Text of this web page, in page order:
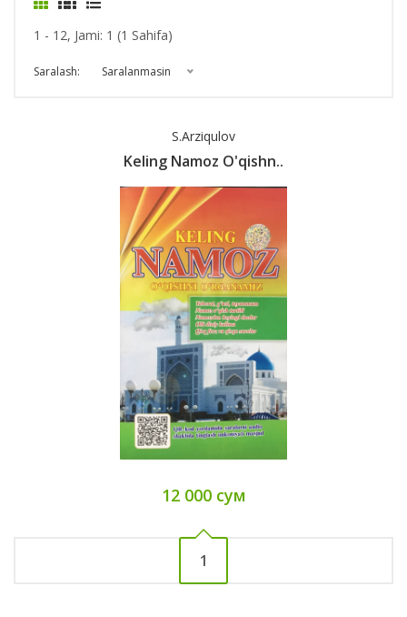
1 - 12, Jami: 1 (1 Sahifa)
Saralash: Saralanmasin
S.Arziqulov
Keling Namoz O'qishn..
12 000 сум
1